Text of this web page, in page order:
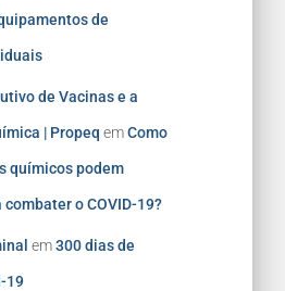
de
de Vacinas e a
| Propeq emComo
químicos podem
o COVID-19?
em300 dias de
19